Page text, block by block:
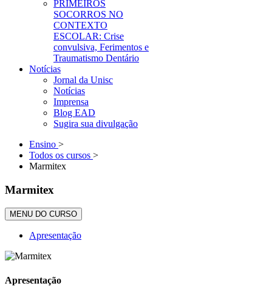
PRIMEIROS
SOCORROS NO
CONTEXTO
ESCOLAR: Crise
convulsiva, Ferimentos e
Traumatismo Dentário
Notícias
Jornal da Unisc
Notícias
Imprensa
Blog EAD
Sugira sua divulgação
Ensino >
Todos os cursos >
Marmitex
Marmitex
MENU DO CURSO
Apresentação
Apresentação